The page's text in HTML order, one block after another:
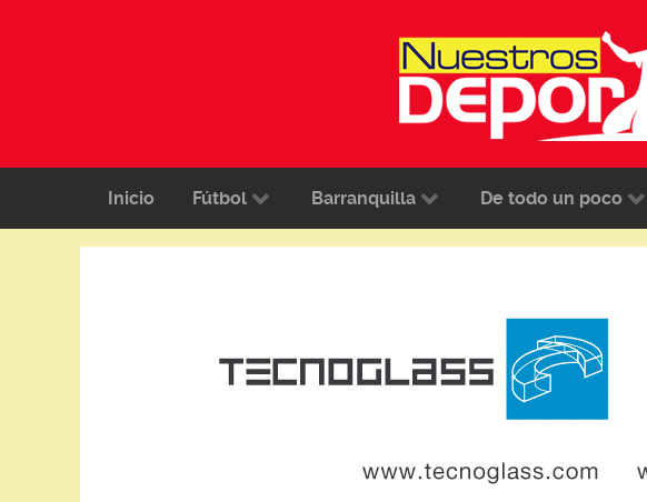
Inicio Fútbol Barranquilla De todo un poco